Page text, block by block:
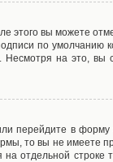
этого вы можете
по
на это, вы
перейдите в форму
то вы не имеете
отдельной строке